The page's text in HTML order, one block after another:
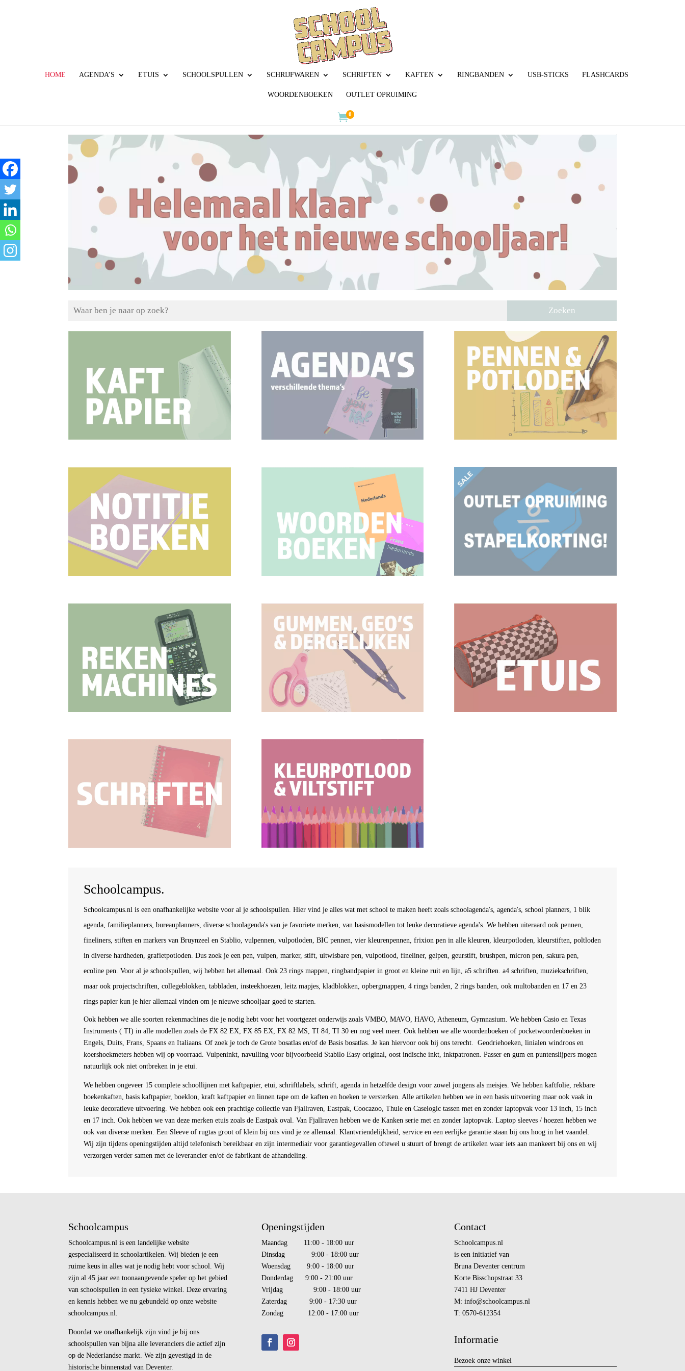
HOME AGENDA’S ETUIS SCHOOLSPULLEN SCHRIJFWAREN SCHRIFTEN KAFTEN RINGBANDEN USB-STICKS FLASHCARDS
WOORDENBOEKEN OUTLET OPRUIMING
0
Zoeken
Schoolcampus.
Schoolcampus.nl is een onafhankelijke website voor al je schoolspullen. Hier vind je alles wat met school te maken heeft zoals schoolagenda's, agenda's, school planners, 1 blik
agenda, familieplanners, bureauplanners, diverse schoolagenda's van je favoriete merken, van basismodellen tot leuke decoratieve agenda's. We hebben uiteraard ook pennen,
fineliners, stiften en markers van Bruynzeel en Stablio, vulpennen, vulpotloden, BIC pennen, vier kleurenpennen, frixion pen in alle kleuren, kleurpotloden, kleurstiften, poltloden
in diverse hardheden, grafietpotloden. Dus zoek je een pen, vulpen, marker, stift, uitwisbare pen, vulpotlood, fineliner, gelpen, geurstift, brushpen, micron pen, sakura pen,
ecoline pen. Voor al je schoolspullen, wij hebben het allemaal. Ook 23 rings mappen, ringbandpapier in groot en kleine ruit en lijn, a5 schriften. a4 schriften, muziekschriften,
maar ook projectschriften, collegeblokken, tabbladen, insteekhoezen, leitz mapjes, kladblokken, opbergmappen, 4 rings banden, 2 rings banden, ook multobanden en 17 en 23
rings papier kun je hier allemaal vinden om je nieuwe schooljaar goed te starten.
Ook hebben we alle soorten rekenmachines die je nodig hebt voor het voortgezet onderwijs zoals VMBO, MAVO, HAVO, Atheneum, Gymnasium. We hebben Casio en Texas
Instruments ( TI) in alle modellen zoals de FX 82 EX, FX 85 EX, FX 82 MS, TI 84, TI 30 en nog veel meer. Ook hebben we alle woordenboeken of pocketwoordenboeken in
Engels, Duits, Frans, Spaans en Italiaans. Of zoek je toch de Grote bosatlas en/of de Basis bosatlas. Je kan hiervoor ook bij ons terecht. Geodriehoeken, linialen windroos en
koershoekmeters hebben wij op voorraad. Vulpeninkt, navulling voor bijvoorbeeld Stabilo Easy original, oost indische inkt, inktpatronen. Passer en gum en puntenslijpers mogen
natuurlijk ook niet ontbreken in je etui.
We hebben ongeveer 15 complete schoollijnen met kaftpapier, etui, schriftlabels, schrift, agenda in hetzelfde design voor zowel jongens als meisjes. We hebben kaftfolie, rekbare
boekenkaften, basis kaftpapier, boeklon, kraft kaftpapier en linnen tape om de kaften en hoeken te versterken. Alle artikelen hebben we in een basis uitvoering maar ook vaak in
leuke decoratieve uitvoering. We hebben ook een prachtige collectie van Fjallraven, Eastpak, Coocazoo, Thule en Caselogic tassen met en zonder laptopvak voor 13 inch, 15 inch
en 17 inch. Ook hebben we van deze merken etuis zoals de Eastpak oval. Van Fjallraven hebben we de Kanken serie met en zonder laptopvak. Laptop sleeves / hoezen hebben we
ook van diverse merken. Een Sleeve of rugtas groot of klein bij ons vind je ze allemaal. Klantvriendelijkheid, service en een eerlijke garantie staan bij ons hoog in het vaandel.
Wij zijn tijdens openingstijden altijd telefonisch bereikbaar en zijn intermediair voor garantiegevallen oftewel u stuurt of brengt de artikelen waar iets aan mankeert bij ons en wij
verzorgen verder samen met de leverancier en/of de fabrikant de afhandeling.
Schoolcampus
Schoolcampus.nl is een landelijke website
gespecialiseerd in schoolartikelen. Wij bieden je een
ruime keus in alles wat je nodig hebt voor school. Wij
zijn al 45 jaar een toonaangevende speler op het gebied
van schoolspullen in een fysieke winkel. Deze ervaring
en kennis hebben we nu gebundeld op onze website
schoolcampus.nl.
Doordat we onafhankelijk zijn vind je bij ons
schoolspullen van bijna alle leveranciers die actief zijn
op de Nederlandse markt. We zijn gevestigd in de
historische binnenstad van Deventer.
Openingstijden
Maandag 11:00 - 18:00 uur
Dinsdag 9:00 - 18:00 uur
Woensdag 9:00 - 18:00 uur
Donderdag 9:00 - 21:00 uur
Vrijdag 9:00 - 18:00 uur
Zaterdag 9:00 - 17:30 uur
Zondag 12:00 - 17:00 uur
Contact
Schoolcampus.nl
is een initiatief van
Bruna Deventer centrum
Korte Bisschopstraat 33
7411 HJ Deventer
M: info@schoolcampus.nl
T: 0570-612354
Informatie
Bezoek onze winkel